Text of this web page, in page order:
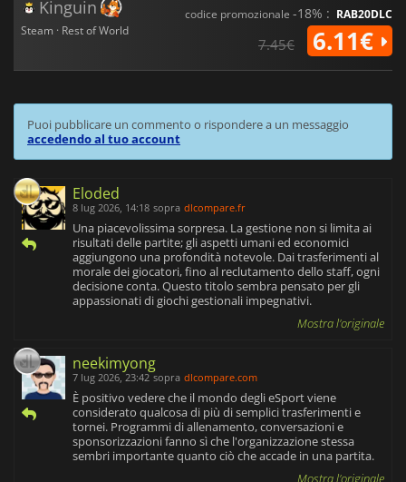
Kinguin
Steam · Rest of World
codice promozionale -18% : RAB20DLC
7.45€ 6.11€
Puoi pubblicare un commento o rispondere a un messaggio
accedendo al tuo account
Eloded
8 lug 2026, 14:18 sopra dlcompare.fr
Una piacevolissima sorpresa. La gestione non si limita ai
risultati delle partite; gli aspetti umani ed economici
aggiungono una profondità notevole. Dai trasferimenti al
morale dei giocatori, fino al reclutamento dello staff, ogni
decisione conta. Questo titolo sembra pensato per gli
appassionati di giochi gestionali impegnativi.
Mostra l'originale
neekimyong
7 lug 2026, 23:42 sopra dlcompare.com
È positivo vedere che il mondo degli eSport viene
considerato qualcosa di più di semplici trasferimenti e
tornei. Programmi di allenamento, conversazioni e
sponsorizzazioni fanno sì che l'organizzazione stessa
sembri importante quanto ciò che accade in una partita.